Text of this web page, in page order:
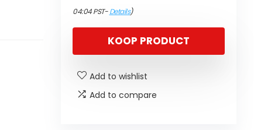
04:04 PST-Details)
KOOP PRODUCT
Add to wishlist
Add to compare